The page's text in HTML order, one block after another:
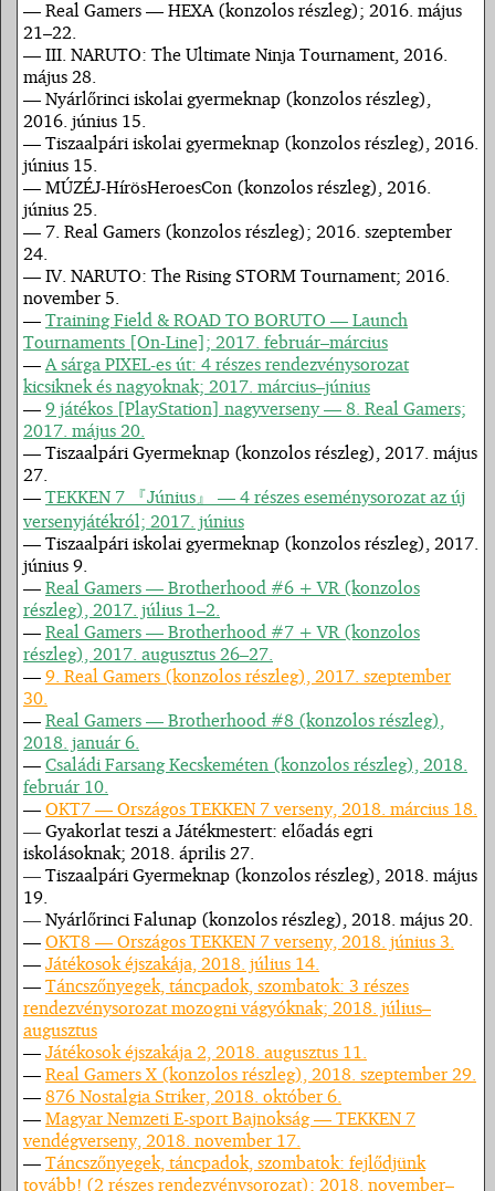
— Real Gamers — HEXA (konzolos részleg); 2016. május
21–22.
— III. NARUTO: The Ultimate Ninja Tournament, 2016.
május 28.
— Nyárlőrinci iskolai gyermeknap (konzolos részleg),
2016. június 15.
— Tiszaalpári iskolai gyermeknap (konzolos részleg), 2016.
június 15.
— MÚZÉJ-HírösHeroesCon (konzolos részleg), 2016.
június 25.
— 7. Real Gamers (konzolos részleg); 2016. szeptember
24.
— IV. NARUTO: The Rising STORM Tournament; 2016.
november 5.
— Training Field & ROAD TO BORUTO — Launch
Tournaments [On-Line]; 2017. február–március
— A sárga PIXEL-es út: 4 részes rendezvénysorozat
kicsiknek és nagyoknak; 2017. március–június
— 9 játékos [PlayStation] nagyverseny — 8. Real Gamers;
2017. május 20.
— Tiszaalpári Gyermeknap (konzolos részleg), 2017. május
27.
— TEKKEN 7 『Június』 — 4 részes eseménysorozat az új
versenyjátékról; 2017. június
— Tiszaalpári iskolai gyermeknap (konzolos részleg), 2017.
június 9.
— Real Gamers — Brotherhood #6 + VR (konzolos
részleg), 2017. július 1–2.
— Real Gamers — Brotherhood #7 + VR (konzolos
részleg), 2017. augusztus 26–27.
— 9. Real Gamers (konzolos részleg), 2017. szeptember
30.
— Real Gamers — Brotherhood #8 (konzolos részleg),
2018. január 6.
— Családi Farsang Kecskeméten (konzolos részleg), 2018.
február 10.
— OKT7 — Országos TEKKEN 7 verseny, 2018. március 18.
— Gyakorlat teszi a Játékmestert: előadás egri
iskolásoknak; 2018. április 27.
— Tiszaalpári Gyermeknap (konzolos részleg), 2018. május
19.
— Nyárlőrinci Falunap (konzolos részleg), 2018. május 20.
— OKT8 — Országos TEKKEN 7 verseny, 2018. június 3.
— Játékosok éjszakája, 2018. július 14.
— Táncszőnyegek, táncpadok, szombatok: 3 részes
rendezvénysorozat mozogni vágyóknak; 2018. július–
augusztus
— Játékosok éjszakája 2, 2018. augusztus 11.
— Real Gamers X (konzolos részleg), 2018. szeptember 29.
— 876 Nostalgia Striker, 2018. október 6.
— Magyar Nemzeti E-sport Bajnokság — TEKKEN 7
vendégverseny, 2018. november 17.
— Táncszőnyegek, táncpadok, szombatok: fejlődjünk
tovább! (2 részes rendezvénysorozat); 2018. november–